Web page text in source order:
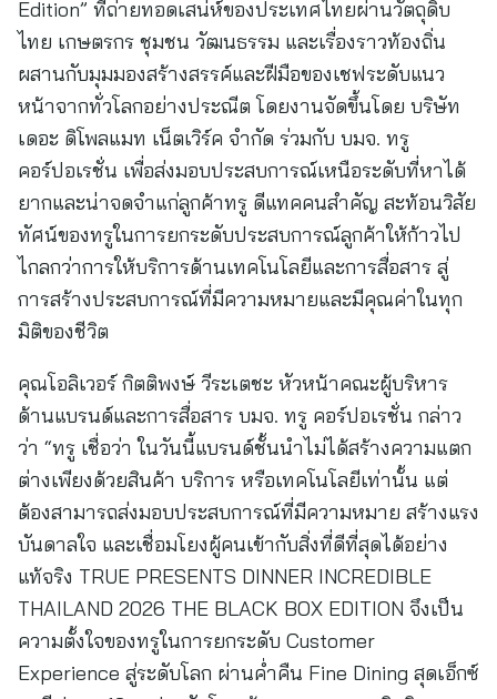
Edition” ที่ถ่ายทอดเสน่ห์ของประเทศไทยผ่านวัตถุดิบ
ไทย เกษตรกร ชุมชน วัฒนธรรม และเรื่องราวท้องถิ่น
ผสานกับมุมมองสร้างสรรค์และฝีมือของเชฟระดับแนว
หน้าจากทั่วโลกอย่างประณีต โดยงานจัดขึ้นโดย บริษัท
เดอะ ดิโพลแมท เน็ตเวิร์ค จำกัด ร่วมกับ บมจ. ทรู
คอร์ปอเรชั่น เพื่อส่งมอบประสบการณ์เหนือระดับที่หาได้
ยากและน่าจดจำแก่ลูกค้าทรู ดีแทคคนสำคัญ สะท้อนวิสัย
ทัศน์ของทรูในการยกระดับประสบการณ์ลูกค้าให้ก้าวไป
ไกลกว่าการให้บริการด้านเทคโนโลยีและการสื่อสาร สู่
การสร้างประสบการณ์ที่มีความหมายและมีคุณค่าในทุก
มิติของชีวิต
คุณโอลิเวอร์ กิตติพงษ์ วีระเตชะ หัวหน้าคณะผู้บริหาร
ด้านแบรนด์และการสื่อสาร บมจ. ทรู คอร์ปอเรชั่น กล่าว
ว่า “ทรู เชื่อว่า ในวันนี้แบรนด์ชั้นนำไม่ได้สร้างความแตก
ต่างเพียงด้วยสินค้า บริการ หรือเทคโนโลยีเท่านั้น แต่
ต้องสามารถส่งมอบประสบการณ์ที่มีความหมาย สร้างแรง
บันดาลใจ และเชื่อมโยงผู้คนเข้ากับสิ่งที่ดีที่สุดได้อย่าง
แท้จริง TRUE PRESENTS DINNER INCREDIBLE
THAILAND 2026 THE BLACK BOX EDITION จึงเป็น
ความตั้งใจของทรูในการยกระดับ Customer
Experience สู่ระดับโลก ผ่านค่ำคืน Fine Dining สุดเอ็กซ์